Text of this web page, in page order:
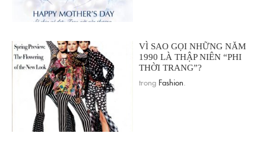
VÌ SAO GỌI NHỮNG NĂM
1990 LÀ THẬP NIÊN “PHI
THỜI TRANG”?
trong Fashion